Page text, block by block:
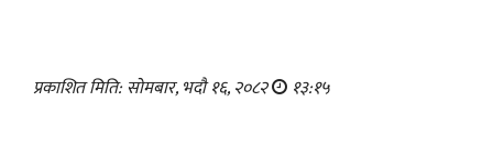
प्रकाशित मिति: सोमबार, भदौ १६, २०८२ १३:१५